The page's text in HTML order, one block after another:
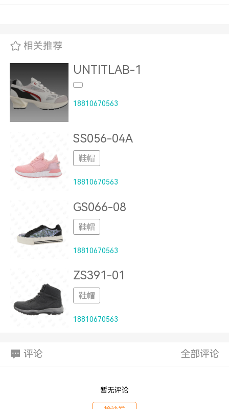
相关推荐
UNTITLAB-1
18810670563
SS056-04A
鞋帽
18810670563
GS066-08
鞋帽
18810670563
ZS391-01
鞋帽
18810670563
评论 全部评论
暂无评论